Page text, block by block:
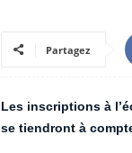
Partagez
Les inscriptions à
se tiendront à